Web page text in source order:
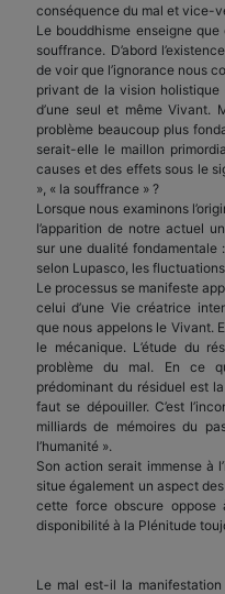
conséquence du mal et vice-
Le bouddhisme enseigne
souffrance. D’abord
de voir que l’ignorance nous
privant de la vision holistique
d’une seul et même Vivant.
problème beaucoup plus
serait-elle le maillon
causes et des effets sous le
», « la souffrance » ?
Lorsque nous examinons
l’apparition de notre actuel
sur une dualité fondamentale
selon Lupasco, les
Le processus se manifeste
celui d’une Vie créatrice
que nous appelons le Vivant.
le mécanique. L’étude du
problème du mal. En ce
prédominant du résiduel est
faut se dépouiller. C’est
milliards de mémoires du
l’humanité ».
Son action serait immense à
situe également un aspect
cette force obscure oppose
disponibilité à la Plénitude
Le mal est-il la